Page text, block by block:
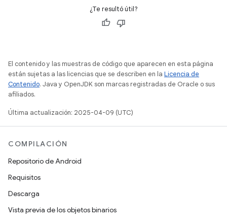
¿Te resultó útil?
El contenido y las muestras de código que aparecen en esta página
están sujetas a las licencias que se describen en la Licencia de
Contenido. Java y OpenJDK son marcas registradas de Oracle o sus
afiliados.
Última actualización: 2025-04-09 (UTC)
COMPILACIÓN
Repositorio de Android
Requisitos
Descarga
Vista previa de los objetos binarios